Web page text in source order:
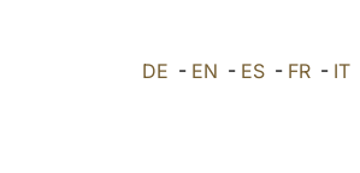
DE - EN - ES - FR - IT